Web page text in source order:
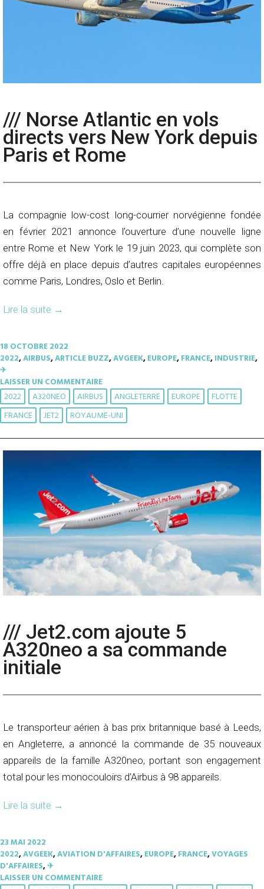
/// Norse Atlantic en vols
directs vers New York depuis
Paris et Rome
La compagnie low-cost long-courrier norvégienne fondée
en février 2021 annonce l’ouverture d’une nouvelle ligne
entre Rome et New York le 19 juin 2023, qui complète son
offre déjà en place depuis d’autres capitales européennes
comme Paris, Londres, Oslo et Berlin.
Lire la suite →
18 OCTOBRE 2022
2022,AIRBUS,ARTICLE BUZZ,AVGEEK,EUROPE,FRANCE,INDUSTRIE,
✈︎
LAISSER UN COMMENTAIRE
2022 A320NEO AIRBUS ANGLETERRE EUROPE
FLOTTE
FRANCE
JET2 ROYAUME-UNI
/// Jet2.com ajoute 5
A320neo a sa commande
initiale
Le transporteur aérien à bas prix britannique basé à Leeds,
en Angleterre, a annoncé la commande de 35 nouveaux
appareils de la famille A320neo, portant son engagement
total pour les monocouloirs d’Airbus à 98 appareils.
Lire la suite →
23 MAI 2022
2022,AVGEEK,AVIATION D'AFFAIRES,EUROPE,FRANCE,VOYAGES
D'AFFAIRES,✈︎
LAISSER UN COMMENTAIRE